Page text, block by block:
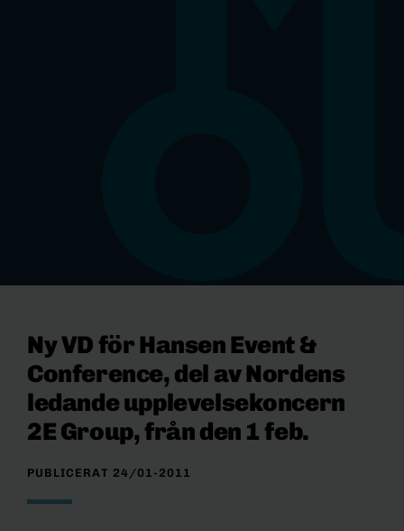
Ny VD för Hansen Event &
Conference, del av Nordens
ledande upplevelsekoncern
2E Group, från den 1 feb.
PUBLICERAT 24/01-2011